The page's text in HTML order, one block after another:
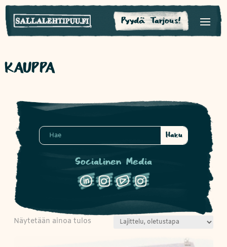
Pyydä Tarjous!
KAUPPA
Näytetään ainoa tulos
Socialinen Media